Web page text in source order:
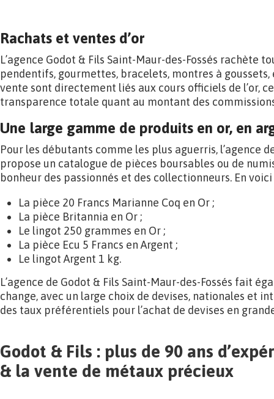
Rachats et ventes d’or
L’agence Godot & Fils Saint-Maur-des-Fossés rachète
pendentifs, gourmettes, bracelets, montres à goussets,
vente sont directement liés aux cours officiels de l’or,
transparence totale quant au montant des
Une large gamme de produits en or, en
Pour les débutants comme les plus aguerris, l’agence
propose un catalogue de pièces boursables ou de
bonheur des passionnés et des collectionneurs. En
La pièce 20 Francs Marianne Coq en Or ;
La pièce Britannia en Or ;
Le lingot 250 grammes en Or ;
La pièce Ecu 5 Francs en Argent ;
Le lingot Argent 1 kg.
L’agence de Godot & Fils Saint-Maur-des-Fossés fait
change, avec un large choix de devises, nationales et
des taux préférentiels pour l’achat de devises en
Godot & Fils : plus de 90 ans
& la vente de métaux précieux